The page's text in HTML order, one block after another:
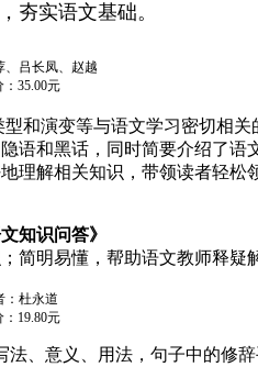
夯实语文基础。
、吕长凤、赵越
：35.00元
演变等与语文学习密切相
和黑话，同时简要介绍了
解相关知识，带领读者轻松
知识问答》
简明易懂，帮助语文教师释疑
：杜永道
：19.80元
意义、用法，句子中的修